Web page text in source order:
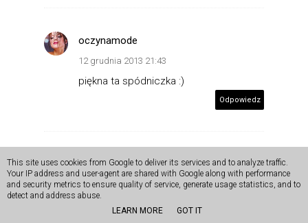
oczynamode
12 grudnia 2013 21:43
piękna ta spódniczka :)
Odpowiedz
Maja
13 grudnia 2013 10:38
Wszystko pięknie, te kolory, twoja
This site uses cookies from Google to deliver its services and to analyze traffic.
Your IP address and user-agent are shared with Google along with performance
and security metrics to ensure quality of service, generate usage statistics, and to
detect and address abuse.
LEARN MORE
GOT IT